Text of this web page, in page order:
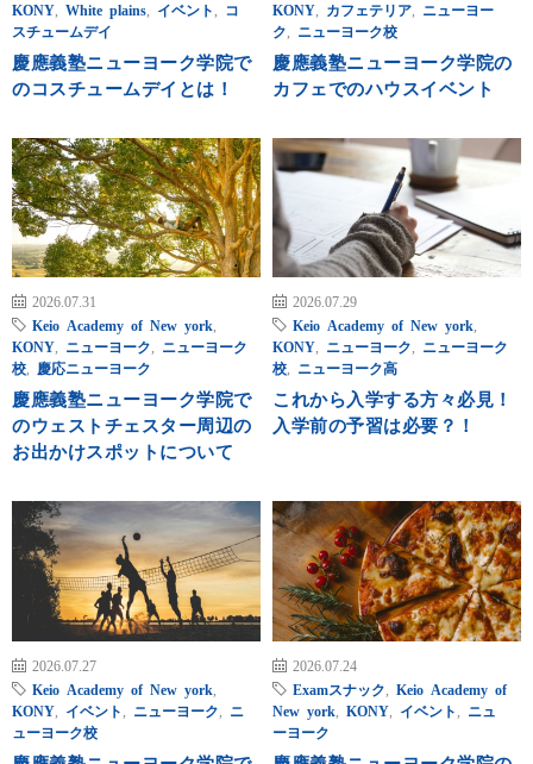
KONY
White plains イベント
コ
スチュームデイ
慶應義塾ニューヨーク学院で
のコスチュームデイとは！
KONY
カフェテリア
ニューヨー
ク
ニューヨーク校
慶應義塾ニューヨーク学院の
カフェでのハウスイベント
2026.07.31
Keio Academy of New york
KONY
ニューヨーク
ニューヨーク
校
慶応ニューヨーク
慶應義塾ニューヨーク学院で
のウェストチェスター周辺の
お出かけスポットについて
2026.07.29
Keio Academy of New york
KONY
ニューヨーク
ニューヨーク
校
ニューヨーク高
これから入学する方々必見！
入学前の予習は必要？！
2026.07.27
Keio Academy of New york
KONY
イベント ニューヨーク
ニ
ューヨーク校
2026.07.24
Examスナック
Keio Academy of
New york
KONY イベント
ニュ
ーヨーク